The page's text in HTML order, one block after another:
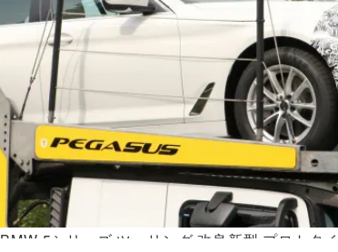
BMW 5シリーズ ツーリング 改良新型 プロトタ